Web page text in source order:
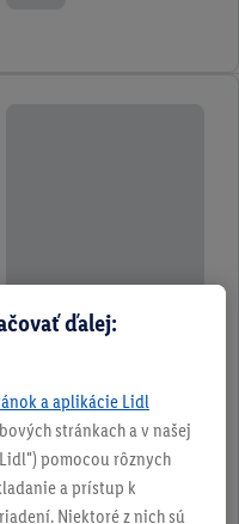
ďalej:
a aplikácie Lidl
stránkach a v našej
pomocou rôznych
a prístup k
Niektoré z nich sú